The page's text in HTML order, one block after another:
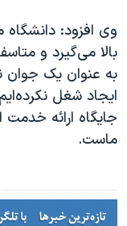
اسرائیل در جنگ
نرگس محمدی برنده
همایش
صفحه‌های ویژه
سفر پرزیدنت ترامپ
بالا می‌گیرد و
به عنوان یک جوان
ایجاد شغل
جایگاه ارائه خدمت
ماست.